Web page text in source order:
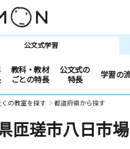
公文式学習
教科・教材
ごとの特長
公文式の
特長
学習の
くの教室を探す 都道府県から探す
匝瑳市八日市